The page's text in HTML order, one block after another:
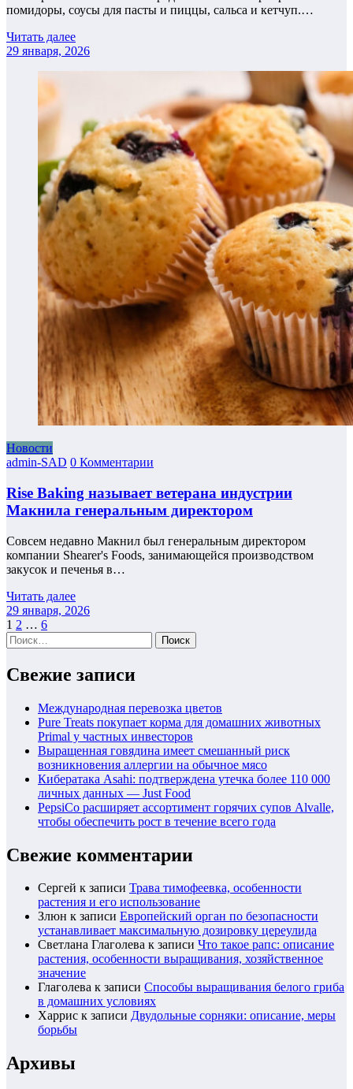
помидоры, соусы для пасты и пиццы, сальса и кетчуп.…
Читать далее
29 января, 2026
Новости
admin-SAD 0 Комментарии
Rise Baking называет ветерана индустрии
Макнила генеральным директором
Совсем недавно Макнил был генеральным директором
компании Shearer's Foods, занимающейся производством
закусок и печенья в…
Читать далее
29 января, 2026
Пагинация
записей
1 2 … 6
Найти:
Свежие записи
Международная перевозка цветов
Pure Treats покупает корма для домашних животных
Primal у частных инвесторов
Выращенная говядина имеет смешанный риск
возникновения аллергии на обычное мясо
Кибератака Asahi: подтверждена утечка более 110 000
личных данных — Just Food
PepsiCo расширяет ассортимент горячих супов Alvalle,
чтобы обеспечить рост в течение всего года
Свежие комментарии
Сергей к записи Трава тимофеевка, особенности
растения и его использование
Злюн к записи Европейский орган по безопасности
устанавливает максимальную дозировку цереулида
Светлана Глаголева к записи Что такое рапс: описание
растения, особенности выращивания, хозяйственное
значение
Глаголева к записи Способы выращивания белого гриба
в домашних условиях
Харрис к записи Двудольные сорняки: описание, меры
борьбы
Архивы